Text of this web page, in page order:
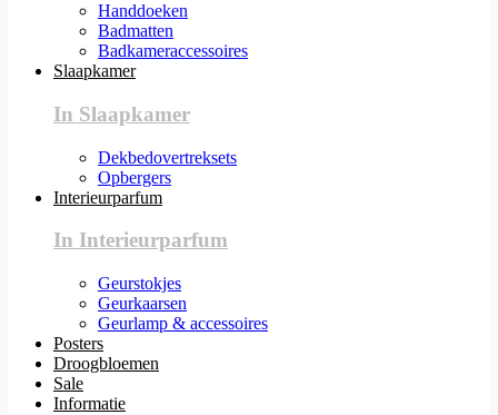
Handdoeken
Badmatten
Badkameraccessoires
Slaapkamer
In Slaapkamer
Dekbedovertreksets
Opbergers
Interieurparfum
In Interieurparfum
Geurstokjes
Geurkaarsen
Geurlamp & accessoires
Posters
Droogbloemen
Sale
Informatie